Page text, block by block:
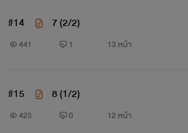
#14 7 (2/2)
441 1 13 หน้า
#15 8 (1/2)
423 0 12 หน้า